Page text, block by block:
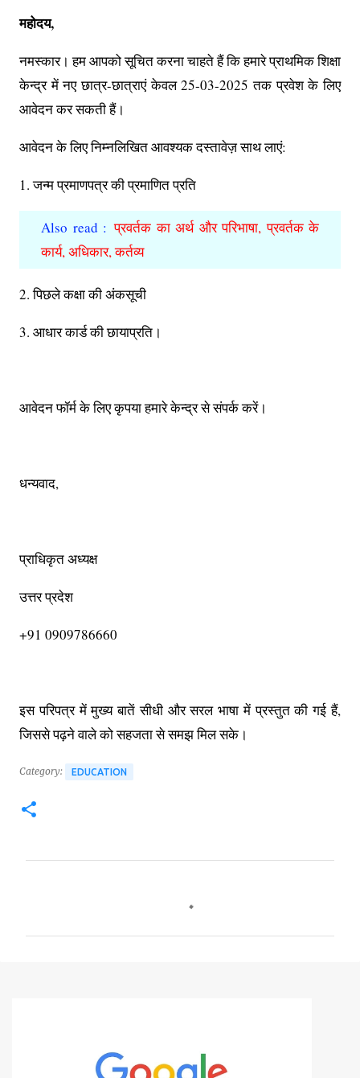
महोदय,
नमस्कार। हम आपको सूचित करना चाहते हैं कि हमारे प्राथमिक शिक्षा
केन्द्र में नए छात्र-छात्राएं केवल 25-03-2025 तक प्रवेश के लिए
आवेदन कर सकती हैं।
आवेदन के लिए निम्नलिखित आवश्यक दस्तावेज़ साथ लाएं:
1. जन्म प्रमाणपत्र की प्रमाणित प्रति
Also read : प्रवर्तक का अर्थ और परिभाषा, प्रवर्तक के
कार्य, अधिकार, कर्तव्य
2. पिछले कक्षा की अंकसूची
3. आधार कार्ड की छायाप्रति।
आवेदन फॉर्म के लिए कृपया हमारे केन्द्र से संपर्क करें।
धन्यवाद,
प्राधिकृत अध्यक्ष
उत्तर प्रदेश
+91 0909786660
इस परिपत्र में मुख्य बातें सीधी और सरल भाषा में प्रस्तुत की गई हैं,
जिससे पढ़ने वाले को सहजता से समझ मिल सके।
Category: EDUCATION